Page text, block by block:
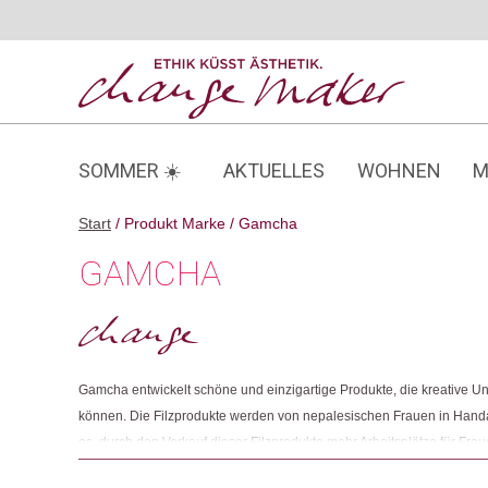
SOMMER ☀️ AKTUELLES WOHNEN
Start / Produkt Marke / Gamcha
GAMCHA
Gamcha entwickelt schöne und einzigartige Produkte, die kreative
können. Die Filzprodukte werden von nepalesischen Frauen in
es, durch den Verkauf dieser Filzprodukte mehr Arbeitsplätze für